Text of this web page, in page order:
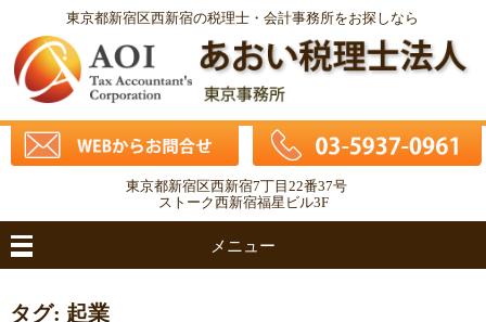
東京都新宿区西新宿の税理士・会計事務所をお探しなら
東京都新宿区西新宿7丁目22番37号
ストーク西新宿福星ビル3F
メニュー
タグ: 起業